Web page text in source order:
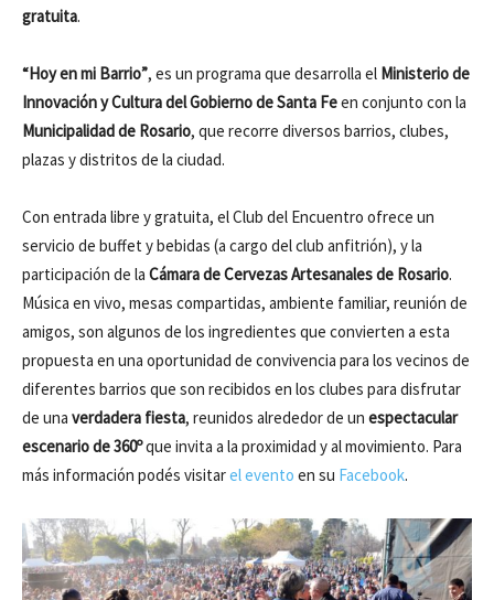
gratuita.
“Hoy en mi Barrio”, es un programa que desarrolla el Ministerio de
Innovación y Cultura del Gobierno de Santa Feen conjunto con la
Municipalidad de Rosario, que recorre diversos barrios, clubes,
plazas y distritos de la ciudad.
Con entrada libre y gratuita, el Club del Encuentro ofrece un
servicio de buffet y bebidas (a cargo del club anfitrión), y la
participación de la Cámara de Cervezas Artesanales de Rosario.
Música en vivo, mesas compartidas, ambiente familiar, reunión de
amigos, son algunos de los ingredientes que convierten a esta
propuesta en una oportunidad de convivencia para los vecinos de
diferentes barrios que son recibidos en los clubes para disfrutar
de una verdadera fiesta, reunidos alrededor de un espectacular
escenario de 360ºque invita a la proximidad y al movimiento. Para
más información podés visitarel evento en su Facebook.